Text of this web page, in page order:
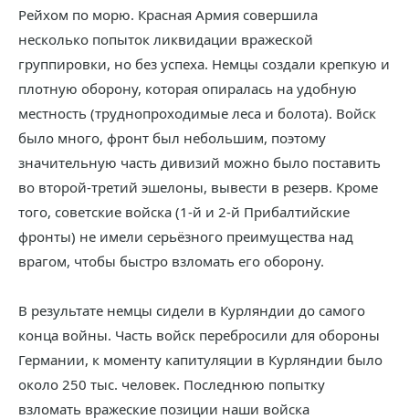
Рейхом по морю. Красная Армия совершила
несколько попыток ликвидации вражеской
группировки, но без успеха. Немцы создали крепкую и
плотную оборону, которая опиралась на удобную
местность (труднопроходимые леса и болота). Войск
было много, фронт был небольшим, поэтому
значительную часть дивизий можно было поставить
во второй-третий эшелоны, вывести в резерв. Кроме
того, советские войска (1-й и 2-й Прибалтийские
фронты) не имели серьёзного преимущества над
врагом, чтобы быстро взломать его оборону.
В результате немцы сидели в Курляндии до самого
конца войны. Часть войск перебросили для обороны
Германии, к моменту капитуляции в Курляндии было
около 250 тыс. человек. Последнюю попытку
взломать вражеские позиции наши войска